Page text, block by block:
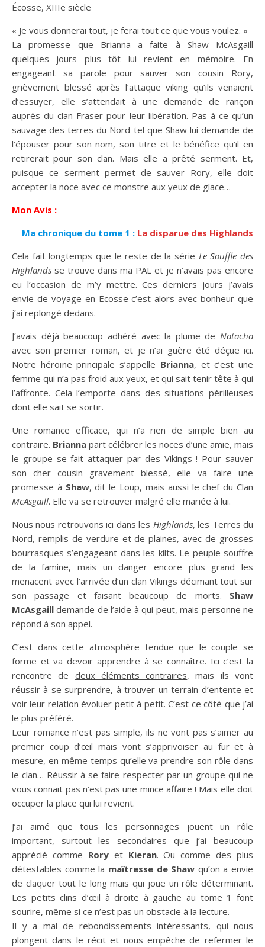
Écosse, XIIIe siècle
« Je vous donnerai tout, je ferai tout ce que vous voulez. »
La promesse que Brianna a faite à Shaw McAsgaill
quelques jours plus tôt lui revient en mémoire. En
engageant sa parole pour sauver son cousin Rory,
grièvement blessé après l’attaque viking qu’ils venaient
d’essuyer, elle s’attendait à une demande de rançon
auprès du clan Fraser pour leur libération. Pas à ce qu’un
sauvage des terres du Nord tel que Shaw lui demande de
l’épouser pour son nom, son titre et le bénéfice qu’il en
retirerait pour son clan. Mais elle a prêté serment. Et,
puisque ce serment permet de sauver Rory, elle doit
accepter la noce avec ce monstre aux yeux de glace…
Mon Avis :
Ma chronique du tome 1 : La disparue des Highlands
Cela fait longtemps que le reste de la série Le Souffle des
Highlands se trouve dans ma PAL et je n’avais pas encore
eu l’occasion de m’y mettre. Ces derniers jours j’avais
envie de voyage en Ecosse c’est alors avec bonheur que
j’ai replongé dedans.
J’avais déjà beaucoup adhéré avec la plume de Natacha
avec son premier roman, et je n’ai guère été déçue ici.
Notre héroïne principale s’appelle Brianna, et c’est une
femme qui n’a pas froid aux yeux, et qui sait tenir tête à qui
l’affronte. Cela l’emporte dans des situations périlleuses
dont elle sait se sortir.
Une romance efficace, qui n’a rien de simple bien au
contraire. Brianna part célébrer les noces d’une amie, mais
le groupe se fait attaquer par des Vikings ! Pour sauver
son cher cousin gravement blessé, elle va faire une
promesse à Shaw, dit le Loup, mais aussi le chef du Clan
McAsgaill. Elle va se retrouver malgré elle mariée à lui.
Nous nous retrouvons ici dans les Highlands, les Terres du
Nord, remplis de verdure et de plaines, avec de grosses
bourrasques s’engageant dans les kilts. Le peuple souffre
de la famine, mais un danger encore plus grand les
menacent avec l’arrivée d’un clan Vikings décimant tout sur
son passage et faisant beaucoup de morts. Shaw
McAsgaill demande de l’aide à qui peut, mais personne ne
répond à son appel.
C’est dans cette atmosphère tendue que le couple se
forme et va devoir apprendre à se connaître. Ici c’est la
rencontre de deux éléments contraires, mais ils vont
réussir à se surprendre, à trouver un terrain d’entente et
voir leur relation évoluer petit à petit. C’est ce côté que j’ai
le plus préféré.
Leur romance n’est pas simple, ils ne vont pas s’aimer au
premier coup d’œil mais vont s’apprivoiser au fur et à
mesure, en même temps qu’elle va prendre son rôle dans
le clan… Réussir à se faire respecter par un groupe qui ne
vous connait pas n’est pas une mince affaire ! Mais elle doit
occuper la place qui lui revient.
J’ai aimé que tous les personnages jouent un rôle
important, surtout les secondaires que j’ai beaucoup
apprécié comme Roryet Kieran. Ou comme des plus
détestables comme la maîtresse de Shaw qu’on a envie
de claquer tout le long mais qui joue un rôle déterminant.
Les petits clins d’œil à droite à gauche au tome 1 font
sourire, même si ce n’est pas un obstacle à la lecture.
Il y a mal de rebondissements intéressants, qui nous
plongent dans le récit et nous empêche de refermer le